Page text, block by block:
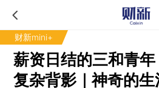
财新mini+
薪资日结的三和青
复杂背影｜神奇的